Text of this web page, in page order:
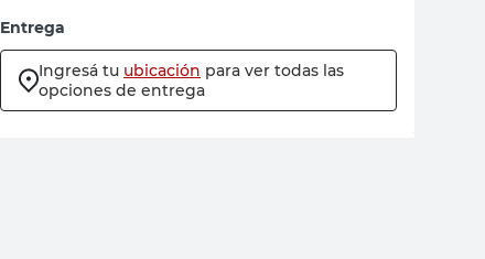
Entrega
Ingresá tu ubicación para ver todas las
opciones de entrega